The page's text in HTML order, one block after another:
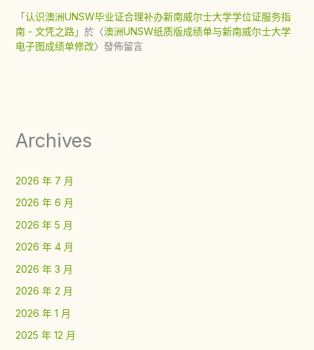
「认识澳洲UNSW毕业证合理补办新南威尔士大学学位证服务指
南 - 文凭之路」於〈澳洲UNSW纸质版成绩单与新南威尔士大学
电子图成绩单修改〉發佈留言
Archives
2026 年 7 月
2026 年 6 月
2026 年 5 月
2026 年 4 月
2026 年 3 月
2026 年 2 月
2026 年 1 月
2025 年 12 月